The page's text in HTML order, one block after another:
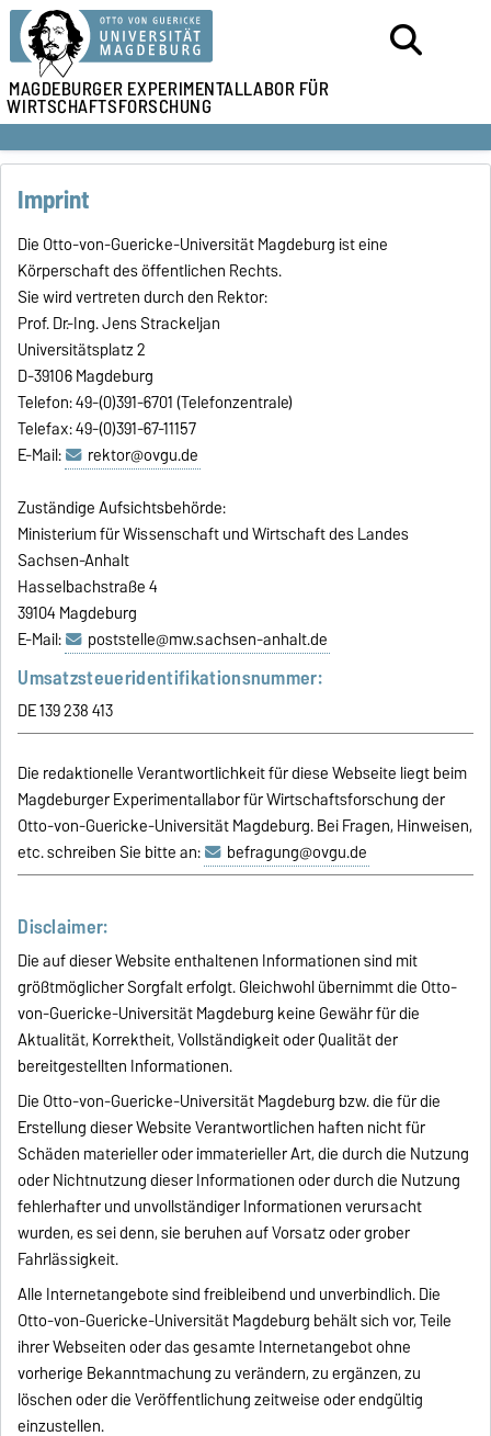
MAGDEBURGEREXPERIMENTALLABOR FÜR
WIRTSCHAFTSFORSCHUNG
Imprint
Die Otto-von-Guericke-Universität Magdeburg ist eine
Körperschaft des öffentlichen Rechts.
Sie wird vertreten durch den Rektor:
Prof. Dr.-Ing. Jens Strackeljan
Universitätsplatz 2
D-39106 Magdeburg
Telefon: 49-(0)391-6701 (Telefonzentrale)
Telefax: 49-(0)391-67-11157
E-Mail:
rektor@ovgu.de
Zuständige Aufsichtsbehörde:
Ministerium für Wissenschaft und Wirtschaft des Landes
Sachsen-Anhalt
Hasselbachstraße 4
39104 Magdeburg
E-Mail:
poststelle@mw.sachsen-anhalt.de
Umsatzsteueridentifikationsnummer:
DE 139 238 413
Die redaktionelle Verantwortlichkeit für diese Webseite liegt beim
Magdeburger Experimentallabor für Wirtschaftsforschung der
Otto-von-Guericke-Universität Magdeburg. Bei Fragen, Hinweisen,
etc. schreiben Sie bitte an:
befragung@ovgu.de
Disclaimer:
Die auf dieser Website enthaltenen Informationen sind mit
größtmöglicher Sorgfalt erfolgt. Gleichwohl übernimmt die Otto-
von-Guericke-Universität Magdeburg keine Gewähr für die
Aktualität, Korrektheit, Vollständigkeit oder Qualität der
bereitgestellten Informationen.
Die Otto-von-Guericke-Universität Magdeburg bzw. die für die
Erstellung dieser Website Verantwortlichen haften nicht für
Schäden materieller oder immaterieller Art, die durch die Nutzung
oder Nichtnutzung dieser Informationen oder durch die Nutzung
fehlerhafter und unvollständiger Informationen verursacht
wurden, es sei denn, sie beruhen auf Vorsatz oder grober
Fahrlässigkeit.
Alle Internetangebote sind freibleibend und unverbindlich. Die
Otto-von-Guericke-Universität Magdeburg behält sich vor, Teile
ihrer Webseiten oder das gesamte Internetangebot ohne
vorherige Bekanntmachung zu verändern, zu ergänzen, zu
löschen oder die Veröffentlichung zeitweise oder endgültig
einzustellen.